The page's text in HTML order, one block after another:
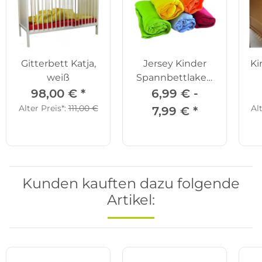
Gitterbett Katja,
weiß
98,00 € *
Alter Preis*:111,00 €
Jersey Kinder
Spannbettlaken
130 - 150 cm,
versch. Farben
6,99 € -
7,99 € *
Kunden kauften dazu folgende
Artikel: